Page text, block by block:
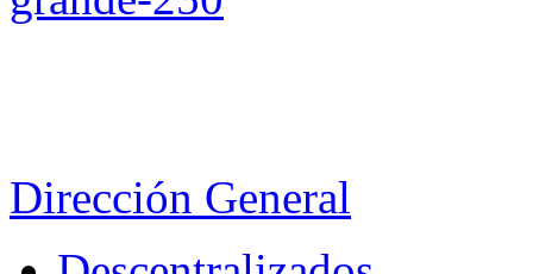
Dirección General